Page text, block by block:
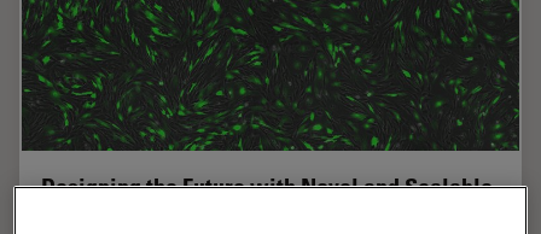
Designing the Future with Novel and Scalable